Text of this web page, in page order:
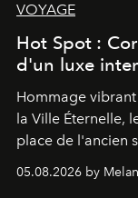
VOYAGE
Hot Spot :
d'un luxe
Hommage
la Ville Éternelle,
place de l'ancien
de vivre Romain
05.08.2026 by